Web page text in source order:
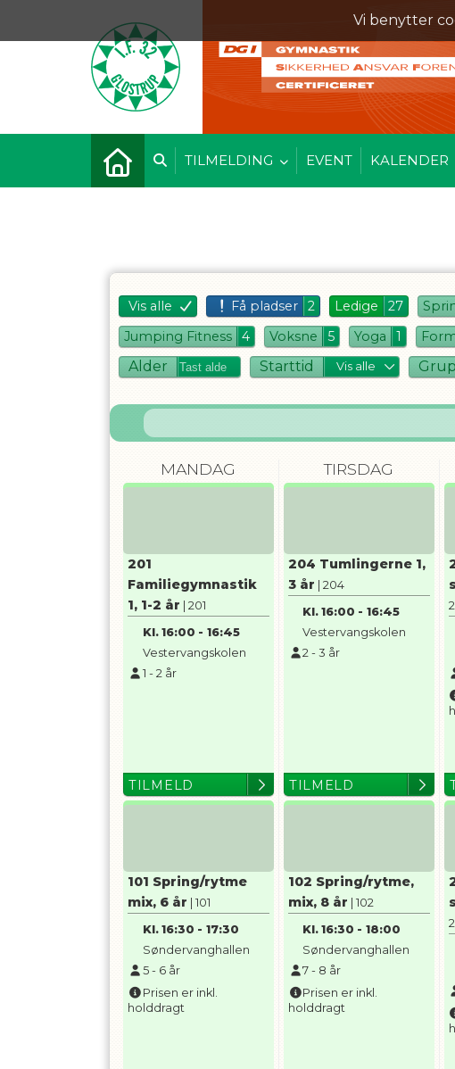
Vi benytter
TILMELDING EVENT KALENDER
Vis alle Få pladser 2 Ledige 27
Jumping Fitness
4 Voksne 5 Yoga 1
Alder Starttid Vis alle
MANDAG
201
Familiegymnastik
1, 1-2 år
| 201
Kl. 16:00 - 16:45
Vestervangskolen
1 - 2år
TILMELD
101 Spring/rytme
mix, 6 år
| 101
Kl. 16:30 - 17:30
Søndervanghallen
5- 6år
Prisen er inkl.
holddragt
TIRSDAG
204 Tumlingerne 1,
3 år
| 204
Kl. 16:00 -16:45
Vestervangskolen
2 -3 år
TILMELD
102 Spring/rytme,
mix, 8 år
| 102
Kl. 16:30 -18:00
Søndervanghallen
7 - 8 år
Prisen er inkl.
holddragt